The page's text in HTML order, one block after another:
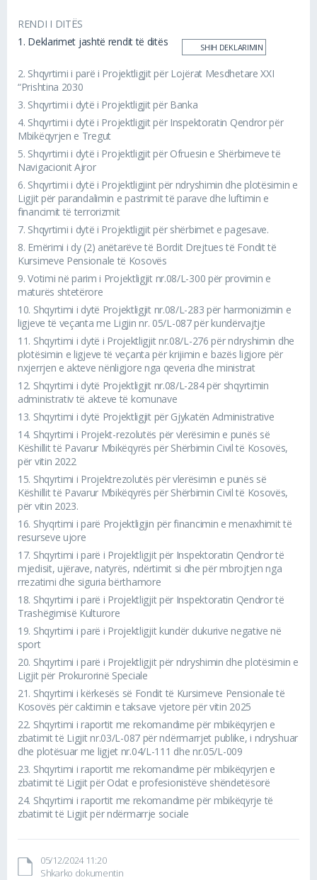
RENDI I DITËS
1. Deklarimet jashtë rendit të ditës SHIH DEKLARIMIN
2. Shqyrtimi i parë i Projektligjit për Lojërat Mesdhetare XXI
“Prishtina 2030
3. Shqyrtimi i dytë i Projektligjit për Banka
4. Shqyrtimi i dytë i Projektligjit për Inspektoratin Qendror për
Mbikëqyrjen e Tregut
5. Shqyrtimi i dytë i Projektligjit për Ofruesin e Shërbimeve të
Navigacionit Ajror
6. Shqyrtimi i dytë i Projektligjint për ndryshimin dhe plotësimin e
Ligjit për parandalimin e pastrimit të parave dhe luftimin e
financimit të terrorizmit
7. Shqyrtimi i dytë i Projektligjit për shërbimet e pagesave.
8. Emërimi i dy (2) anëtarëve të Bordit Drejtues të Fondit të
Kursimeve Pensionale të Kosovës
9.Votimi në parim i Projektligjit nr.08/L-300 për provimin e
maturës shtetërore
10. Shqyrtimi i dytë Projektligjit nr.08/L-283 për harmonizimin e
ligjeve të veçanta me Ligjin nr. 05/L-087 për kundërvajtje
11. Shqyrtimi i dytë i Projektligjit nr.08/L-276 për ndryshimin dhe
plotësimin e ligjeve të veçanta për krijimin e bazës ligjore për
nxjerrjen e akteve nënligjore nga qeveria dhe ministrat
12. Shqyrtimi i dytë Projektligjit nr.08/L-284 për shqyrtimin
administrativ të akteve të komunave
13. Shqyrtimi i dytë Projektligjit për Gjykatën Administrative
14. Shqyrtimi i Projekt-rezolutës për vlerësimin e punës së
Këshillit të Pavarur Mbikëqyrës për Shërbimin Civil të Kosovës,
për vitin 2022
15. Shqyrtimi i Projektrezolutës për vlerësimin e punës së
Këshillit të Pavarur Mbikëqyrës për Shërbimin Civil të Kosovës,
për vitin 2023.
16. Shyqrtimi i parë Projektligjin për financimin e menaxhimit të
resurseve ujore
17. Shqyrtimi i parë i Projektligjit për Inspektoratin Qendror të
mjedisit, ujërave, natyrës, ndërtimit si dhe për mbrojtjen nga
rrezatimi dhe siguria bërthamore
18. Shqyrtimi i parë i Projektligjit për Inspektoratin Qendror të
Trashëgimisë Kulturore
19. Shqyrtimi i parë i Projektligjit kundër dukurive negative në
sport
20. Shqyrtimi i parë i Projektligjit për ndryshimin dhe plotësimin e
Ligjit për Prokurorinë Speciale
21. Shqyrtimi i kërkesës së Fondit të Kursimeve Pensionale të
Kosovës për caktimin e taksave vjetore për vitin 2025
22. Shqyrtimi i raportit me rekomandime për mbikëqyrjen e
zbatimit të Ligjit nr.03/L-087 për ndërmarrjet publike, i ndryshuar
dhe plotësuar me ligjet nr.04/L-111 dhe nr.05/L-009
23. Shqyrtimi i raportit me rekomandime për mbikëqyrjen e
zbatimit të Ligjit për Odat e profesionistëve shëndetësorë
24. Shqyrtimi i raportit me rekomandime për mbikëqyrje të
zbatimit të Ligjit për ndërmarrje sociale
05/12/2024 11:20
Shkarko dokumentin